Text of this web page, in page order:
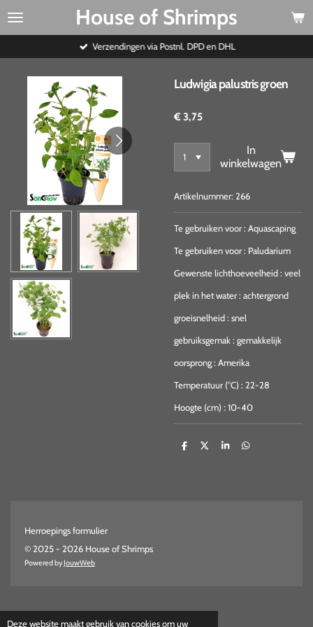
Deze website maakt gebruik van cookies om uw
Ga
House of Shrimps
Verzendingen via Postnl. DPD en DHL
Ludwigia palustris groen
€ 3,75
In
winkelwagen
Artikelnummer: 266
Te gebruiken voor: Aquascaping
Te gebruiken voor: Paludarium
Gewenste lichthoeveelheid: veel
plek in het water: achtergrond
groeisnelheid: snel
gebruiksgemak: gemakkelijk
oorsprong: Amerika
Temperatuur (°C) : 22-28
Hoogte (cm) : 10-40
D
D
S
D
Herroepings formulier
© 2025 - 2026 House of Shrimps
Powered by JouwWeb